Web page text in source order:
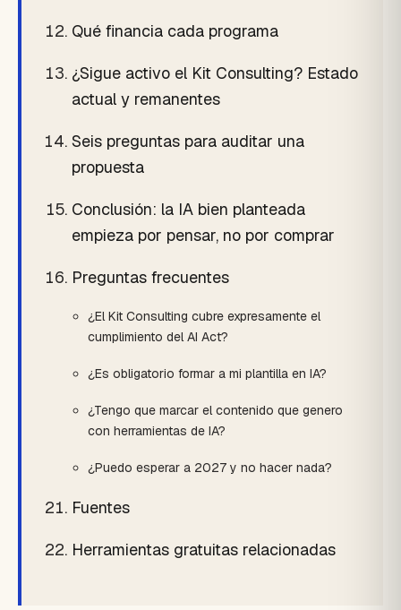
Qué financia cada programa
¿Sigue activo el Kit Consulting? Estado
actual y remanentes
Seis preguntas para auditar una
propuesta
Conclusión: la IA bien planteada
empieza por pensar, no por comprar
Preguntas frecuentes
¿El Kit Consulting cubre expresamente el
cumplimiento del AI Act?
¿Es obligatorio formar a mi plantilla en IA?
¿Tengo que marcar el contenido que genero
con herramientas de IA?
¿Puedo esperar a 2027 y no hacer nada?
Fuentes
Herramientas gratuitas relacionadas